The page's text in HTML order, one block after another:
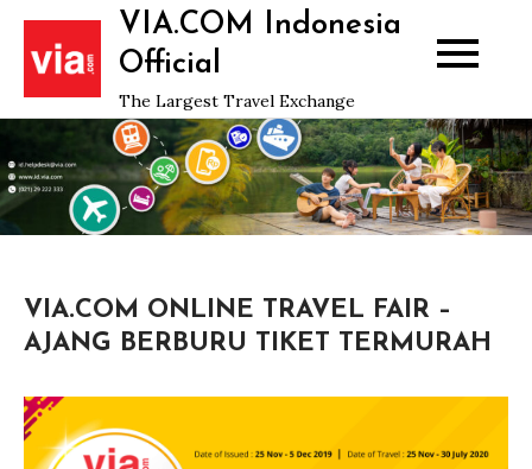
Skip
content
VIA.COM Indonesia
Official
The Largest Travel Exchange
VIA.COM ONLINE TRAVEL FAIR –
AJANG BERBURU TIKET TERMURAH